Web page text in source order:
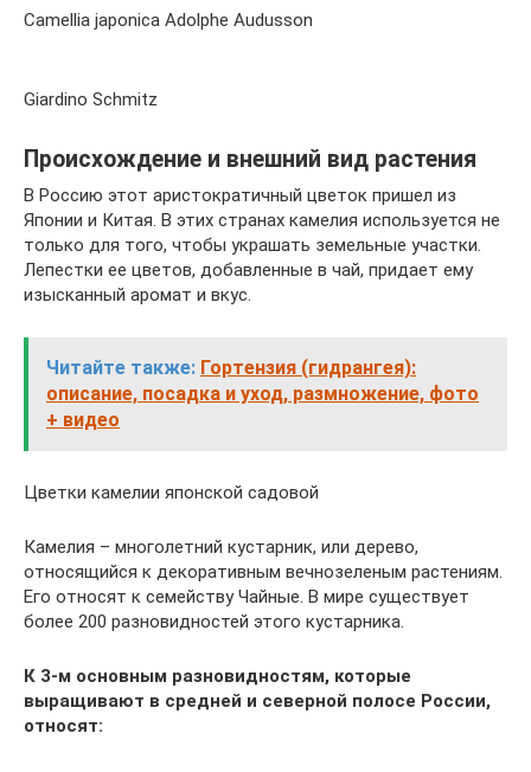
Camellia japonica Adolphe Audusson
Giardino Schmitz
Происхождение и внешний вид растения
В Россию этот аристократичный цветок пришел из
Японии и Китая. В этих странах камелия используется не
только для того, чтобы украшать земельные участки.
Лепестки ее цветов, добавленные в чай, придает ему
изысканный аромат и вкус.
Читайте также: Гортензия (гидрангея):
описание, посадка и уход, размножение, фото
+ видео
Цветки камелии японской садовой
Камелия – многолетний кустарник, или дерево,
относящийся к декоративным вечнозеленым растениям.
Его относят к семейству Чайные. В мире существует
более 200 разновидностей этого кустарника.
К 3-м основным разновидностям, которые
выращивают в средней и северной полосе России,
относят: